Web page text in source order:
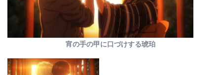
宵の手の甲に口づけする琥珀